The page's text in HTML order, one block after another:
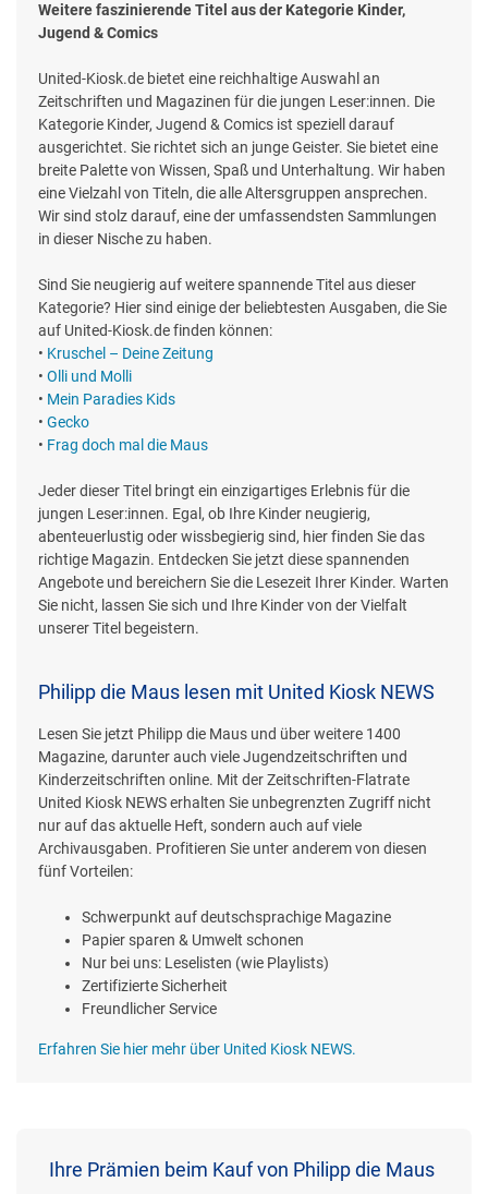
Weitere faszinierende Titel aus der Kategorie Kinder,
Jugend & Comics
United-Kiosk.de bietet eine reichhaltige Auswahl an
Zeitschriften und Magazinen für die jungen Leser:innen. Die
Kategorie Kinder, Jugend & Comics ist speziell darauf
ausgerichtet. Sie richtet sich an junge Geister. Sie bietet eine
breite Palette von Wissen, Spaß und Unterhaltung. Wir haben
eine Vielzahl von Titeln, die alle Altersgruppen ansprechen.
Wir sind stolz darauf, eine der umfassendsten Sammlungen
in dieser Nische zu haben.
Sind Sie neugierig auf weitere spannende Titel aus dieser
Kategorie? Hier sind einige der beliebtesten Ausgaben, die Sie
auf United-Kiosk.de finden können:
• Kruschel – Deine Zeitung
• Olli und Molli
• Mein Paradies Kids
• Gecko
• Frag doch mal die Maus
Jeder dieser Titel bringt ein einzigartiges Erlebnis für die
jungen Leser:innen. Egal, ob Ihre Kinder neugierig,
abenteuerlustig oder wissbegierig sind, hier finden Sie das
richtige Magazin. Entdecken Sie jetzt diese spannenden
Angebote und bereichern Sie die Lesezeit Ihrer Kinder. Warten
Sie nicht, lassen Sie sich und Ihre Kinder von der Vielfalt
unserer Titel begeistern.
Philipp die Maus lesen mit United Kiosk NEWS
Lesen Sie jetzt Philipp die Maus und über weitere 1400
Magazine, darunter auch viele Jugendzeitschriften und
Kinderzeitschriften online. Mit der Zeitschriften-Flatrate
United Kiosk NEWS erhalten Sie unbegrenzten Zugriff nicht
nur auf das aktuelle Heft, sondern auch auf viele
Archivausgaben. Profitieren Sie unter anderem von diesen
fünf Vorteilen:
Schwerpunkt auf deutschsprachige Magazine
Papier sparen & Umwelt schonen
Nur bei uns: Leselisten (wie Playlists)
Zertifizierte Sicherheit
Freundlicher Service
Erfahren Sie hier mehr über United Kiosk NEWS.
Ihre Prämien beim Kauf von Philipp die Maus